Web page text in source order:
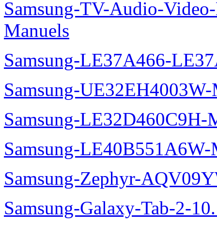
Samsung-TV-Audio-
Manuels
Samsung-LE37A466-
Samsung-UE32EH4003W-
Samsung-LE32D460C9H-
Samsung-LE40B551A6W-
Samsung-Zephyr-
Samsung-Galaxy-Tab-2-